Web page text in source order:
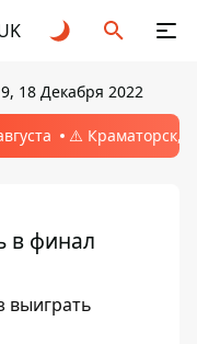
18 Декабря 2022
⚠️ Краматорск,
в финал
выиграть